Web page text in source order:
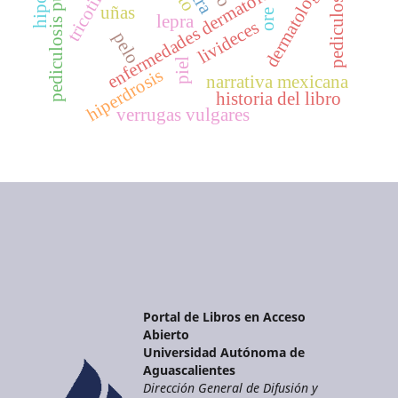
enfermedades dermatológicas
pelo
piel
uñas dermatología
narrativa mexicana
hiperdrosis
livideces
lepra pediculosis
pediculosis pubis
verrugas vulgares
historia del libro
ore
Portal de Libros en Acceso
Abierto
Universidad Autónoma de
Aguascalientes
Dirección General de Difusión y